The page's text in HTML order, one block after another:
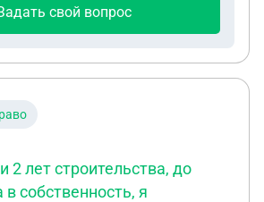
свой вопрос
2 лет строительства, до
собственность, я